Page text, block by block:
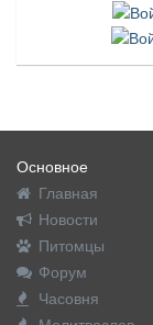
Основное
Главная
Новости
Питомцы
Форум
Часовня